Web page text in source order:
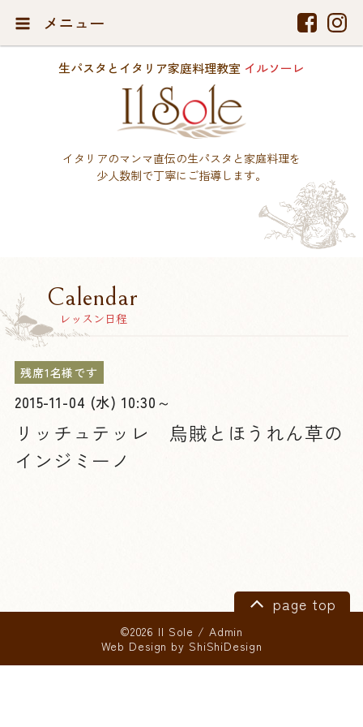
メニュー
生パスタとイタリア家庭料理教室 イルソーレ
イタリアのマンマ直伝の生パスタと家庭料理を
少人数制で丁寧にご指導します。
Calendar
レッスン日程
残席1名様です
2015-11-04 (水) 10:30～
リッチュテッレ 烏賊とほうれん草の
インジミーノ
page top
©2026 Il Sole / Admin
Web Design by ShiShiDesign